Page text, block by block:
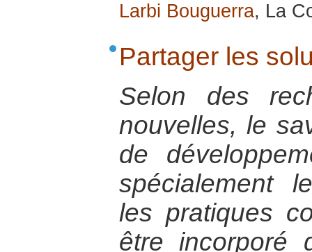
Larbi Bouguerra, La
Partager les
Selon des
nouvelles, le
de
spécialement
les pratiques
être incorporé